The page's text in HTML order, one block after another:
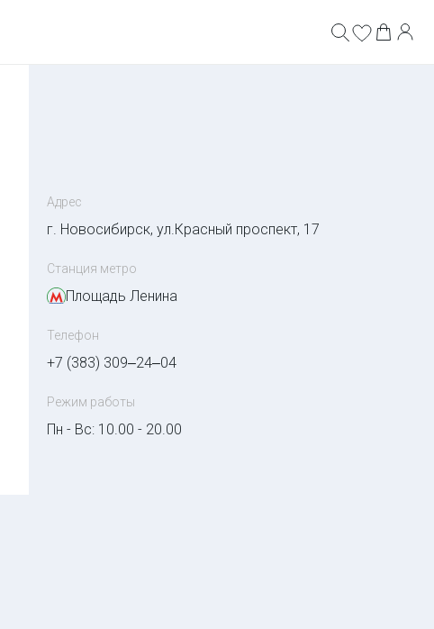
Адрес
г. Новосибирск, ул.Красный проспект, 17
Станция метро
Площадь Ленина
Телефон
+7 (383) 309‒24‒04
Режим работы
Пн - Вс: 10.00 - 20.00